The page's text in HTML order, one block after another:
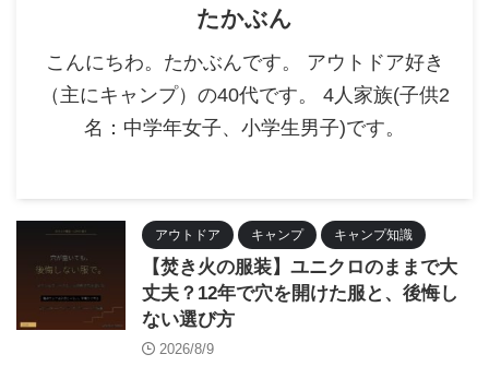
たかぶん
こんにちわ。たかぶんです。 アウトドア好き
（主にキャンプ）の40代です。 4人家族(子供2
名：中学年女子、小学生男子)です。
アウトドア キャンプ キャンプ知識
【焚き火の服装】ユニクロのままで大
丈夫？12年で穴を開けた服と、後悔し
ない選び方
2026/8/9